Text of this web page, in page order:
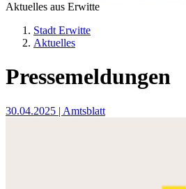
Aktuelles aus Erwitte
Stadt Erwitte
Aktuelles
Pressemeldungen
30.04.2025 | Amtsblatt